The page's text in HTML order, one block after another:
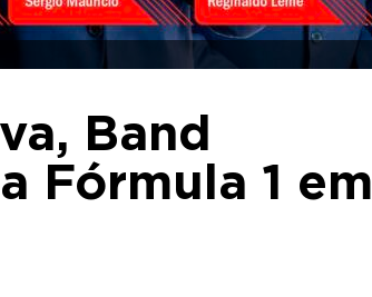
Band
Fórmula 1 em